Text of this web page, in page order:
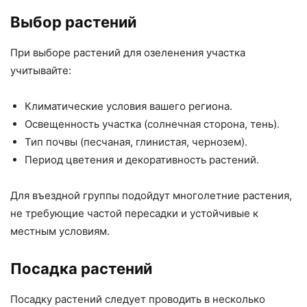
Выбор растений
При выборе растений для озеленения участка
учитывайте:
Климатические условия вашего региона.
Освещенность участка (солнечная сторона, тень).
Тип почвы (песчаная, глинистая, чернозем).
Период цветения и декоративность растений.
Для въездной группы подойдут многолетние растения,
не требующие частой пересадки и устойчивые к
местным условиям.
Посадка растений
Посадку растений следует проводить в несколько